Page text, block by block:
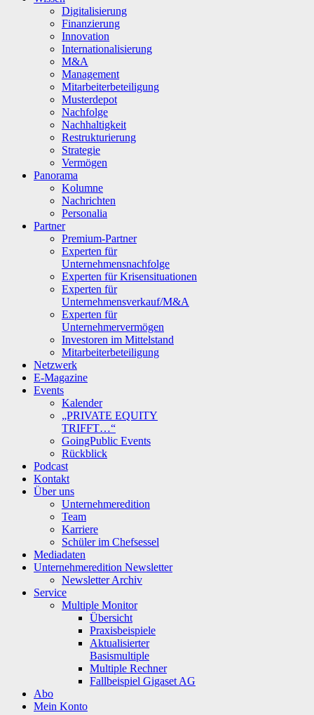
Digitalisierung
Finanzierung
Innovation
Internationalisierung
M&A
Management
Mitarbeiterbeteiligung
Musterdepot
Nachfolge
Nachhaltigkeit
Restrukturierung
Strategie
Vermögen
Panorama
Kolumne
Nachrichten
Personalia
Partner
Premium-Partner
Experten für
Unternehmensnachfolge
Experten für Krisensituationen
Experten für
Unternehmensverkauf/M&A
Experten für
Unternehmervermögen
Investoren im Mittelstand
Mitarbeiterbeteiligung
Netzwerk
E-Magazine
Events
Kalender
„PRIVATE EQUITY
TRIFFT…“
GoingPublic Events
Rückblick
Podcast
Kontakt
Über uns
Unternehmeredition
Team
Karriere
Schüler im Chefsessel
Mediadaten
Unternehmeredition Newsletter
Newsletter Archiv
Service
Multiple Monitor
Übersicht
Praxisbeispiele
Aktualisierter
Basismultiple
Multiple Rechner
Fallbeispiel Gigaset AG
Abo
Mein Konto